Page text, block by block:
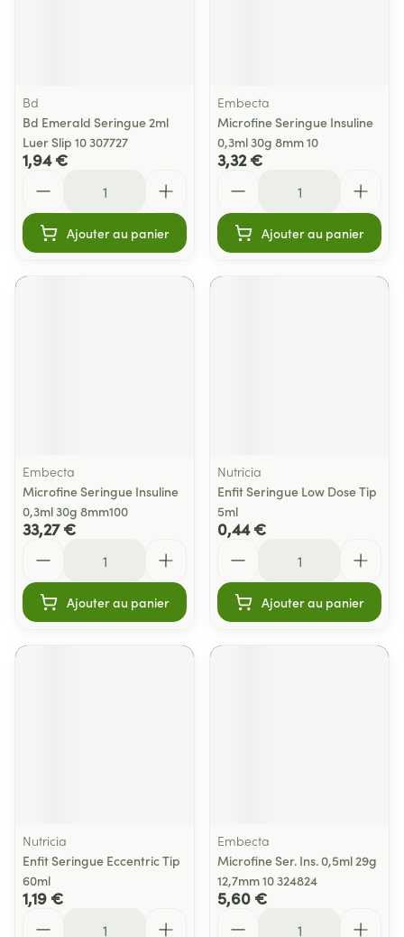
Bd
Bd Emerald Seringue 2ml
Luer Slip 10 307727
1,94 €
Ajouter au panier
Embecta
Microfine Seringue Insuline
0,3ml 30g 8mm 10
3,32 €
Ajouter au panier
Embecta
Microfine Seringue Insuline
0,3ml 30g 8mm100
33,27 €
Ajouter au panier
Nutricia
Enfit Seringue Low Dose Tip
5ml
0,44 €
Ajouter au panier
Nutricia
Enfit Seringue Eccentric Tip
60ml
1,19 €
Embecta
Microfine Ser. Ins. 0,5ml 29g
12,7mm 10 324824
5,60 €